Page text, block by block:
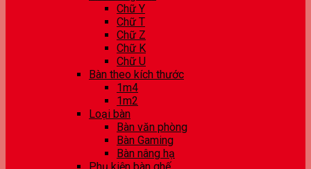
Chữ Y
Chữ T
Chữ Z
Chữ K
Chữ U
Bàn theo kích thước
1m4
1m2
Loại bàn
Bàn văn phòng
Bàn Gaming
Bàn nâng hạ